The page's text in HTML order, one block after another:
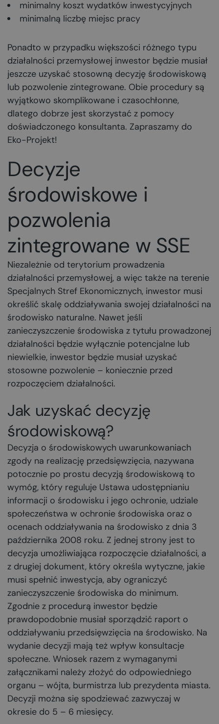
minimalny koszt wydatków inwestycyjnych
minimalną liczbę miejsc pracy
Ponadto w przypadku większości różnego typu
działalności przemysłowej inwestor będzie musiał
jeszcze uzyskać stosowną decyzję środowiskową
lub pozwolenie zintegrowane. Obie procedury są
wyjątkowo skomplikowane i czasochłonne,
dlatego dobrze jest skorzystać z pomocy
doświadczonego konsultanta. Zapraszamy do
Eko-Projekt!
Decyzje
środowiskowe i
pozwolenia
zintegrowane w SSE
Niezależnie od terytorium prowadzenia
działalności przemysłowej, a więc także na terenie
Specjalnych Stref Ekonomicznych, inwestor musi
określić skalę oddziaływania swojej działalności na
środowisko naturalne. Nawet jeśli
zanieczyszczenie środowiska z tytułu prowadzonej
działalności będzie wyłącznie potencjalne lub
niewielkie, inwestor będzie musiał uzyskać
stosowne pozwolenie – koniecznie przed
rozpoczęciem działalności.
Jak uzyskać decyzję
środowiskową?
Decyzja o środowiskowych uwarunkowaniach
zgody na realizację przedsięwzięcia, nazywana
potocznie po prostu decyzją środowiskową to
wymóg, który reguluje Ustawa udostępnianiu
informacji o środowisku i jego ochronie, udziale
społeczeństwa w ochronie środowiska oraz o
ocenach oddziaływania na środowisko z dnia 3
października 2008 roku. Z jednej strony jest to
decyzja umożliwiająca rozpoczęcie działalności, a
z drugiej dokument, który określa wytyczne, jakie
musi spełnić inwestycja, aby ograniczyć
zanieczyszczenie środowiska do minimum.
Zgodnie z procedurą inwestor będzie
prawdopodobnie musiał sporządzić raport o
oddziaływaniu przedsięwzięcia na środowisko. Na
wydanie decyzji mają też wpływ konsultacje
społeczne. Wniosek razem z wymaganymi
załącznikami należy złożyć do odpowiedniego
organu – wójta, burmistrza lub prezydenta miasta.
Decyzji można się spodziewać zazwyczaj w
okresie do 5 – 6 miesięcy.